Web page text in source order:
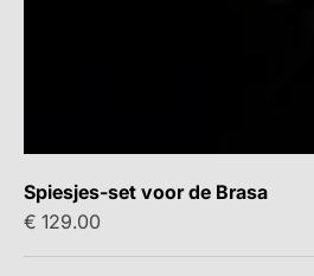
Spiesjes-set voor de Brasa
Aanbiedingsprijs
€ 129.00